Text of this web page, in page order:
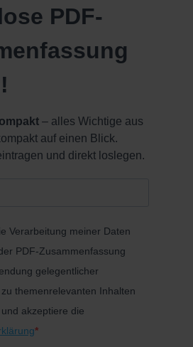
12: Fazit & Tipp
PDF-
– alles Wichtige aus
auf einen Blick.
und direkt loslegen.
Verarbeitung meiner Daten
PDF-Zusammenfassung
gelegentlicher
themenrelevanten Inhalten
akzeptiere die